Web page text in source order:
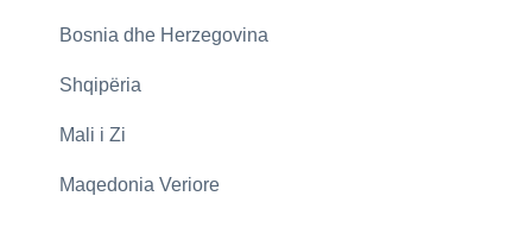
Bosnia dhe Herzegovina
Shqipëria
Mali i Zi
Maqedonia Veriore